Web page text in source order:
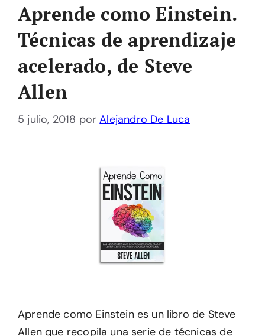
Aprende como Einstein.
Técnicas de aprendizaje
acelerado, de Steve
Allen
5 julio, 2018 porAlejandro De Luca
Aprende como Einstein es un libro de Steve
Allen que recopila una serie de técnicas de